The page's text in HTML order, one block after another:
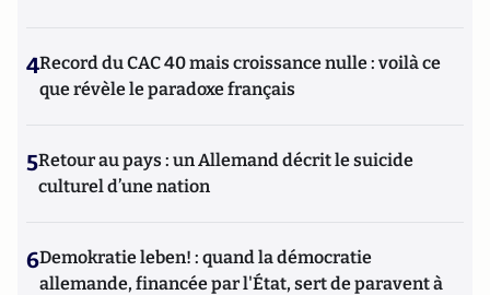
4Record du CAC 40 mais croissance nulle : voilà ce
que révèle le paradoxe français
5Retour au pays : un Allemand décrit le suicide
culturel d’une nation
6Demokratie leben! : quand la démocratie
allemande, financée par l'État, sert de paravent à